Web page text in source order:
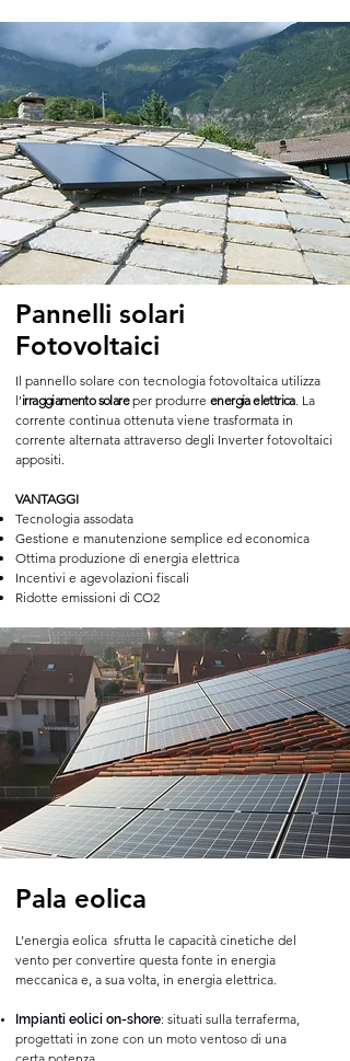
Pannelli solari
Fotovoltaici
Il pannello solare con tecnologia fotovoltaica utilizza
l’irraggiamento solareper produrre energia elettrica. La
corrente continua ottenuta viene trasformata in
corrente alternata attraverso degli Inverter fotovoltaici
appositi.
VANTAGGI
Tecnologia assodata
Gestione e manutenzione semplice ed economica
Ottima produzione di energia elettrica
Incentivi e agevolazioni fiscali
Ridotte emissioni di CO2
Pala eolica
L’energia eolica sfrutta le capacità cinetiche del
vento per convertire questa fonte in energia
meccanica e, a sua volta, in energia elettrica.
Impianti eolici on-shore: situati sulla terraferma,
progettati in zone con un moto ventoso di una